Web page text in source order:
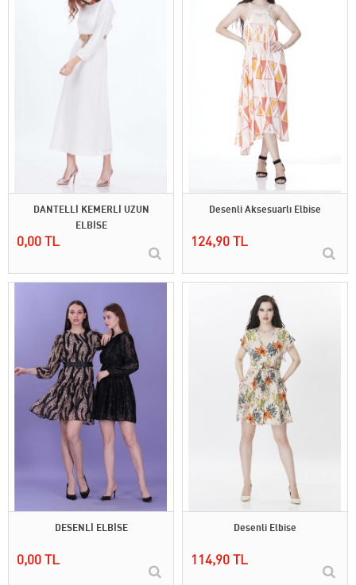
DANTELLİ KEMERLİ UZUN
ELBİSE
0,00 TL
Desenli Aksesuarlı Elbise
124,90 TL
DESENLİ ELBİSE
0,00 TL
Desenli Elbise
114,90 TL